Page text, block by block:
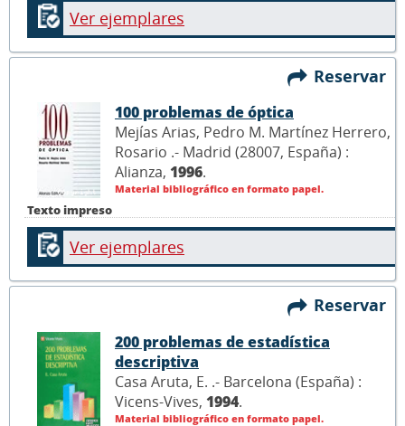
Ver ejemplares
Reservar
Texto impreso
100 problemas de óptica
Mejías Arias, Pedro M. Martínez Herrero,
Rosario .- Madrid (28007, España) :
Alianza, 1996.
Material bibliográfico en formato papel.
Ver ejemplares
Reservar
200 problemas de estadística
descriptiva
Casa Aruta, E. .- Barcelona (España) :
Vicens-Vives, 1994.
Material bibliográfico en formato papel.